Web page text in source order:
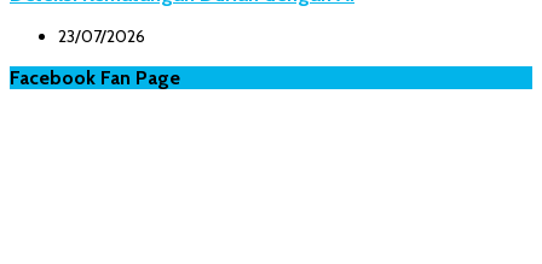
23/07/2026
Facebook Fan Page